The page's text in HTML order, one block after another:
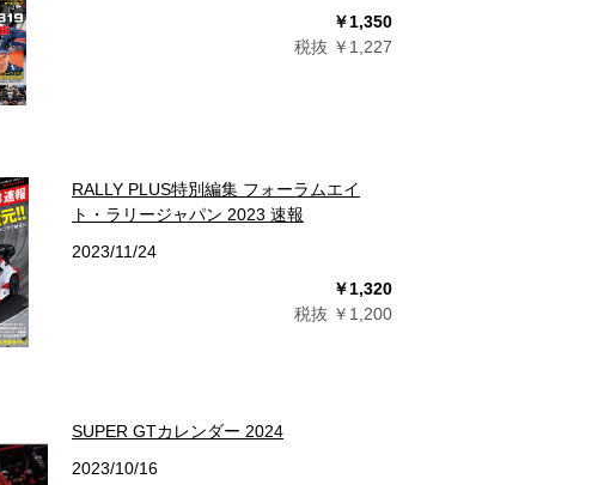
￥1,350
税抜 ￥1,227
RALLY PLUS特別編集 フォーラムエイ
ト・ラリージャパン 2023 速報
2023/11/24
￥1,320
税抜 ￥1,200
SUPER GTカレンダー 2024
2023/10/16